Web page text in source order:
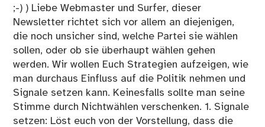
;-) ) Liebe Webmaster und Surfer, dieser
Newsletter richtet sich vor allem an diejenigen,
die noch unsicher sind, welche Partei sie wählen
sollen, oder ob sie überhaupt wählen gehen
werden. Wir wollen Euch Strategien aufzeigen, wie
man durchaus Einfluss auf die Politik nehmen und
Signale setzen kann. Keinesfalls sollte man seine
Stimme durch Nichtwählen verschenken. 1. Signale
setzen: Löst euch von der Vorstellung, dass die